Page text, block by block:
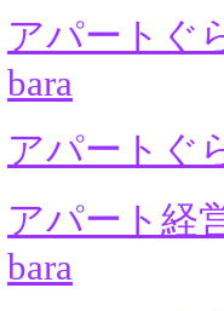
アパートぐ
bara
アパートぐ
アパート経
bara